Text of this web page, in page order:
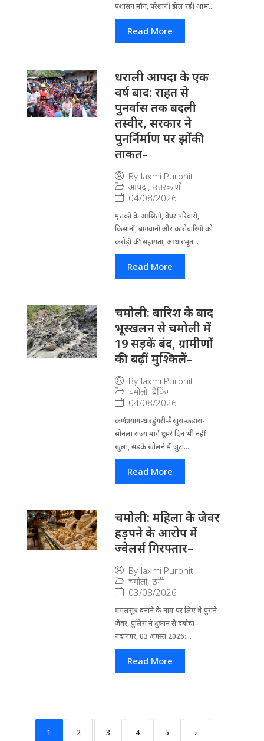
पशासन मौन, परेशानी झेल रही आम...
Read More
धराली आपदा के एक
वर्ष बाद: राहत से
पुनर्वास तक बदली
तस्वीर, सरकार ने
पुनर्निर्माण पर झोंकी
ताकत–
By laxmi Purohit
आपदा, उत्तरकाशी
04/08/2026
मृतकों के आश्रितों, बेघर परिवारों,
किसानों, बागवानों और कारोबारियों को
करोड़ों की सहायता, आधारभूत...
Read More
चमोली: बारिश के बाद
भूस्खलन से चमोली में
19 सड़कें बंद, ग्रामीणों
की बढ़ीं मुश्किलें–
By laxmi Purohit
चमोली, ब्रेकिंग
04/08/2026
कर्णप्रयाग-धारडुंगरी-मैखुरा-कंडारा-
सोनला राज्य मार्ग दूसरे दिन भी नहीं
खुला, सड़कें खोलने में जुटा...
Read More
चमोली: महिला के जेवर
हड़पने के आरोप में
ज्वेलर्स गिरफ्तार–
By laxmi Purohit
चमोली, ठगी
03/08/2026
मंगलसूत्र बनाने के नाम पर लिए थे पुराने
जेवर, पुलिस ने दुकान से दबोचा--
नंदानगर, 03 अगस्त 2026:...
Read More
1 2 3 4 5 ›